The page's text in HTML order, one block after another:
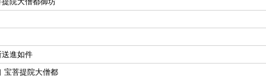
送進如件
宝菩提院大僧都